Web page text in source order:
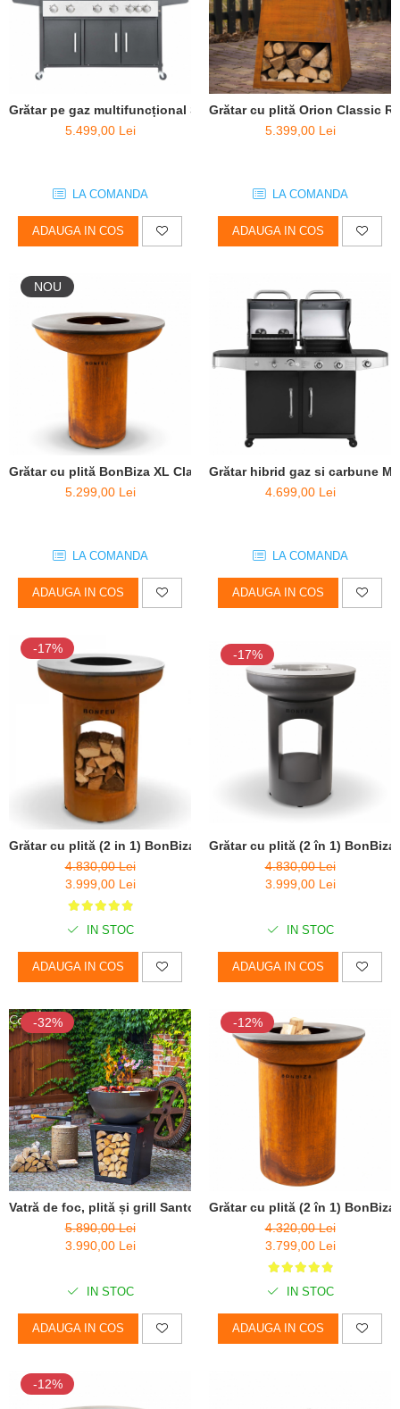
Grătar pe gaz multifuncțional Salvatore (cuptor pizza inclus)
5.499,00 Lei
LA COMANDA
ADAUGA IN COS
Grătar cu plită Orion Classic
5.399,00 Lei
LA COMANDA
ADAUGA IN COS
NOU
Grătar cu plită BonBiza XL Clasic - D 100cm x H 102cm
5.299,00 Lei
LA COMANDA
ADAUGA IN COS
Grătar hibrid gaz si carbune
4.699,00 Lei
LA COMANDA
ADAUGA IN COS
-17%
Grătar cu plită (2 in 1) BonBiza Open Corten - D 80cm x H 100cm
4.830,00 Lei
3.999,00 Lei
IN STOC
ADAUGA IN COS
-17%
Grătar cu plită (2 în 1) BonBiza
4.830,00 Lei
3.999,00 Lei
IN STOC
ADAUGA IN COS
-32%
Vatră de foc, plită și grill Santos
5.890,00 Lei
3.990,00 Lei
IN STOC
ADAUGA IN COS
-12%
Grătar cu plită (2 în 1) BonBiza
4.320,00 Lei
3.799,00 Lei
IN STOC
ADAUGA IN COS
-12%